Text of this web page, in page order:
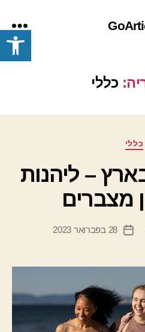
פתח סרגל נגישות
תפריט
כללי
קטגוריותכללי
– ליהנות
מצברים
תאריך
28 בפברואר 2023